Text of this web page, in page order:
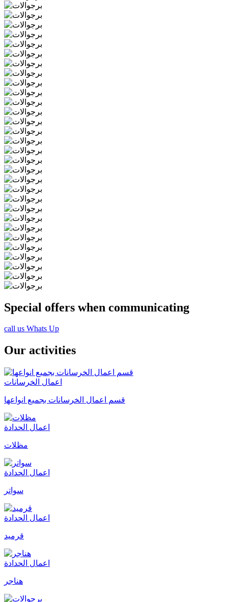
Special offers when communicating
call us Whats Up
Our activities
اعمال الخرسانات
قسم اعمال الخرسانات بجميع انواعها
اعمال الحدادة
مظلات
اعمال الحدادة
سواتر
اعمال الحدادة
قرميد
اعمال الحدادة
هناجر